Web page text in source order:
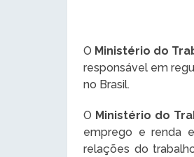
O Ministério do
responsável em
no Brasil.
O Ministério do
emprego e renda
relações do